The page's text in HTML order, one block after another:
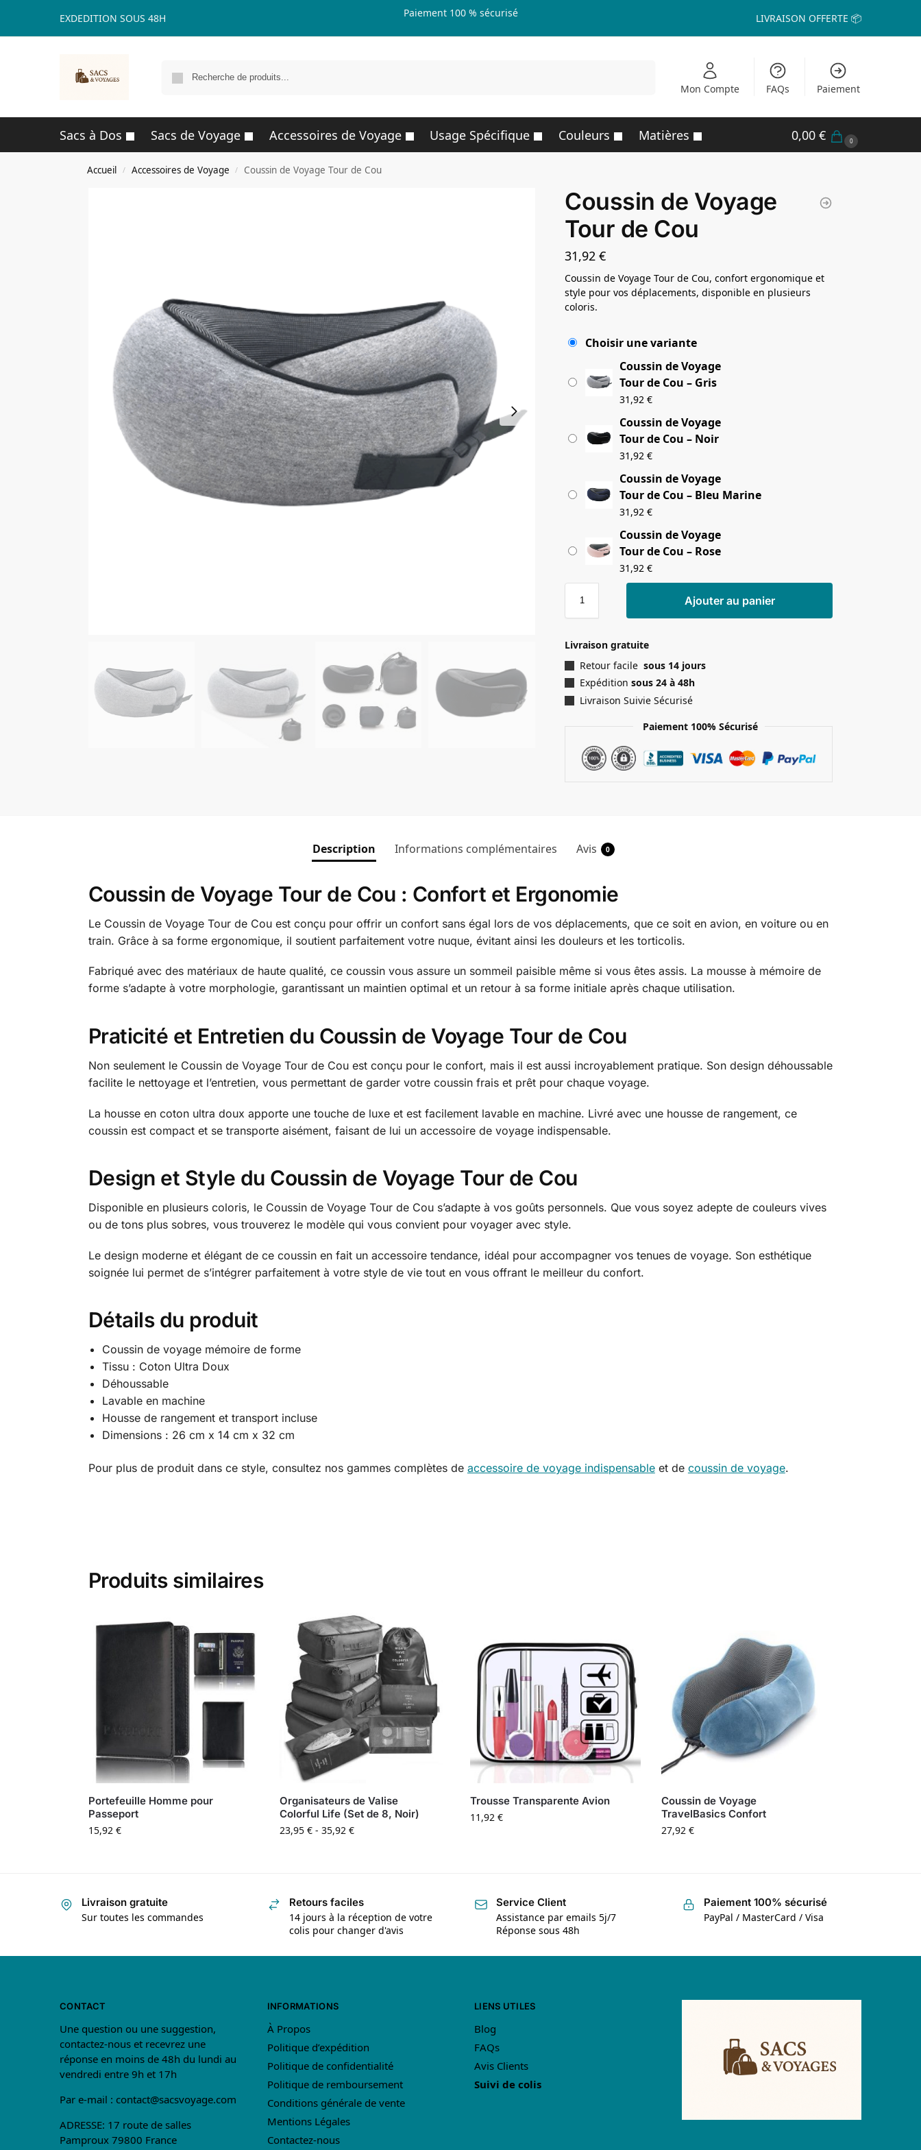
EXDEDITION SOUS 48H Paiement 100 % sécurisé LIVRAISON OFFERTE 📦
Mon Compte FAQs Paiement
Sacs à Dos Sacs de Voyage Accessoires de Voyage Usage Spécifique Couleurs Matières 0,00 € 0
Accueil / Accessoires de Voyage / Coussin de Voyage Tour de Cou
Coussin de Voyage
Tour de Cou
31,92€
Coussin de Voyage Tour de Cou, confort ergonomique et
style pour vos déplacements, disponible en plusieurs
coloris.
Choisir une variante
Coussin de Voyage
Tour de Cou – Gris
31,92€
Coussin de Voyage
Tour de Cou – Noir
31,92€
Coussin de Voyage
Tour de Cou – Bleu Marine
31,92€
Coussin de Voyage
Tour de Cou – Rose
31,92€
Ajouter au panier
Livraison gratuite
Retour facilesous 14 jours
Expédition sous 24 à 48h
Livraison Suivie Sécurisé
Paiement 100% Sécurisé
Description Informations complémentaires Avis 0
Coussin de Voyage Tour de Cou : Confort et Ergonomie
Le Coussin de Voyage Tour de Cou est conçu pour offrir un confort sans égal lors de vos déplacements, que ce soit en avion, en voiture ou en
train. Grâce à sa forme ergonomique, il soutient parfaitement votre nuque, évitant ainsi les douleurs et les torticolis.
Fabriqué avec des matériaux de haute qualité, ce coussin vous assure un sommeil paisible même si vous êtes assis. La mousse à mémoire de
forme s’adapte à votre morphologie, garantissant un maintien optimal et un retour à sa forme initiale après chaque utilisation.
Praticité et Entretien du Coussin de Voyage Tour de Cou
Non seulement le Coussin de Voyage Tour de Cou est conçu pour le confort, mais il est aussi incroyablement pratique. Son design déhoussable
facilite le nettoyage et l’entretien, vous permettant de garder votre coussin frais et prêt pour chaque voyage.
La housse en coton ultra doux apporte une touche de luxe et est facilement lavable en machine. Livré avec une housse de rangement, ce
coussin est compact et se transporte aisément, faisant de lui un accessoire de voyage indispensable.
Design et Style du Coussin de Voyage Tour de Cou
Disponible en plusieurs coloris, le Coussin de Voyage Tour de Cou s’adapte à vos goûts personnels. Que vous soyez adepte de couleurs vives
ou de tons plus sobres, vous trouverez le modèle qui vous convient pour voyager avec style.
Le design moderne et élégant de ce coussin en fait un accessoire tendance, idéal pour accompagner vos tenues de voyage. Son esthétique
soignée lui permet de s’intégrer parfaitement à votre style de vie tout en vous offrant le meilleur du confort.
Détails du produit
Coussin de voyage mémoire de forme
Tissu : Coton Ultra Doux
Déhoussable
Lavable en machine
Housse de rangement et transport incluse
Dimensions : 26 cm x 14 cm x 32 cm
Pour plus de produit dans ce style, consultez nos gammes complètes de accessoire de voyage indispensableet de coussin de voyage.
Produits similaires
Portefeuille Homme pour
Passeport
15,92 €
Organisateurs de Valise
Colorful Life (Set de 8, Noir)
23,95 €- 35,92 €
Trousse Transparente Avion
11,92€
Coussin de Voyage
TravelBasics Confort
27,92€
Livraison gratuite
Sur toutes les commandes
Retours faciles
14 jours à la réception de votre
colis pour changer d'avis
Service Client
Assistance par emails 5j/7
Réponse sous 48h
Paiement 100% sécurisé
PayPal / MasterCard / Visa
CONTACT
Une question ou une suggestion,
contactez-nous et recevrez une
réponse en moins de 48h du lundi au
vendredi entre 9h et 17h
Par e-mail : contact@sacsvoyage.com
ADRESSE: 17 route de salles
Pamproux 79800 France
INFORMATIONS
À Propos
Politique d’expédition
Politique de confidentialité
Politique de remboursement
Conditions générale de vente
Mentions Légales
Contactez-nous
LIENS UTILES
Blog
FAQs
Avis Clients
Suivi de colis